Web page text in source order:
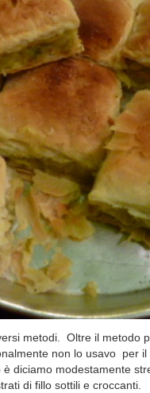
metodi.
Oltre il metodo
non lo usavo per
è diciamo modestamente
di fillo sottili e croccanti.